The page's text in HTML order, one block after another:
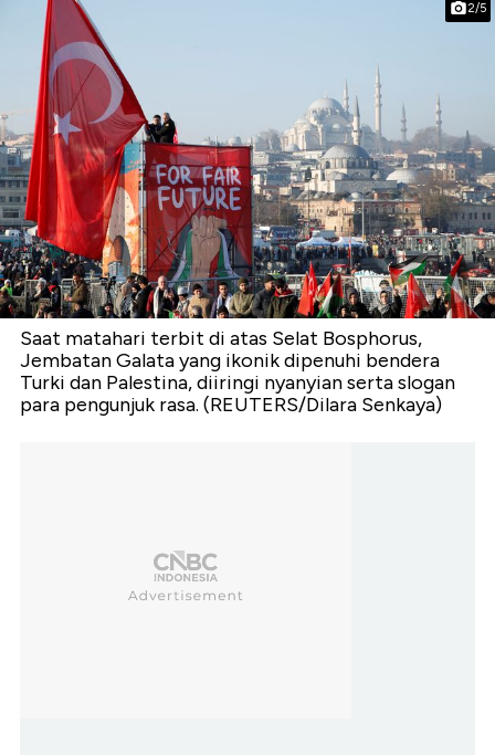
2/5
Saat matahari terbit di atas Selat Bosphorus,
Jembatan Galata yang ikonik dipenuhi bendera
Turki dan Palestina, diiringi nyanyian serta slogan
para pengunjuk rasa. (REUTERS/Dilara Senkaya)